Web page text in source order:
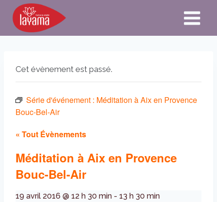
Aller
contenu
Cet évènement est passé.
Série d'événement : Méditation à Aix en Provence
Bouc-Bel-Air
« Tout Évènements
Méditation à Aix en Provence
Bouc-Bel-Air
19 avril 2016 @ 12 h 30 min - 13 h 30 min